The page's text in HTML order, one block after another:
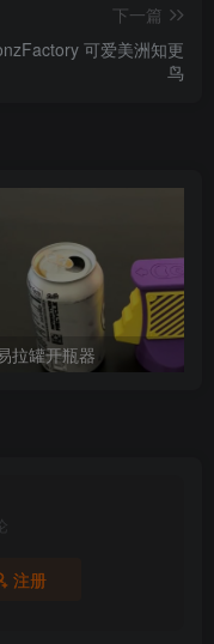
下一篇
可爱美洲知更
鸟
拉罐开瓶器
注册